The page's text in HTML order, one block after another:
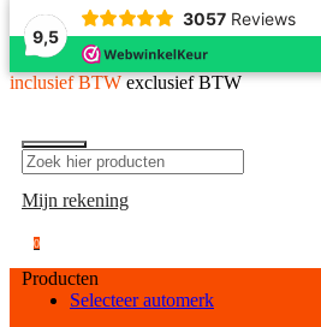
9,5
3057 Reviews
inclusief BTW exclusief BTW
Mijn rekening
0
Producten
Selecteer automerk